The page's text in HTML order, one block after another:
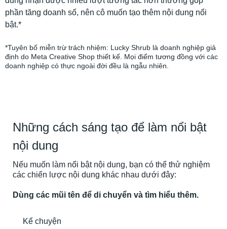
phần tăng doanh số, nên cô muốn tạo thêm nội dung nổi
bật.*
*Tuyên bố miễn trừ trách nhiệm: Lucky Shrub là doanh nghiệp giả
định do Meta Creative Shop thiết kế. Mọi điểm tương đồng với các
doanh nghiệp có thực ngoài đời đều là ngẫu nhiên.
Những cách sáng tạo để làm nổi bật
nội dung
Nếu muốn làm nổi bật nội dung, bạn có thể thử nghiệm
các chiến lược nội dung khác nhau dưới đây:
Dùng các mũi tên để di chuyển và tìm hiểu thêm.
Kể chuyện